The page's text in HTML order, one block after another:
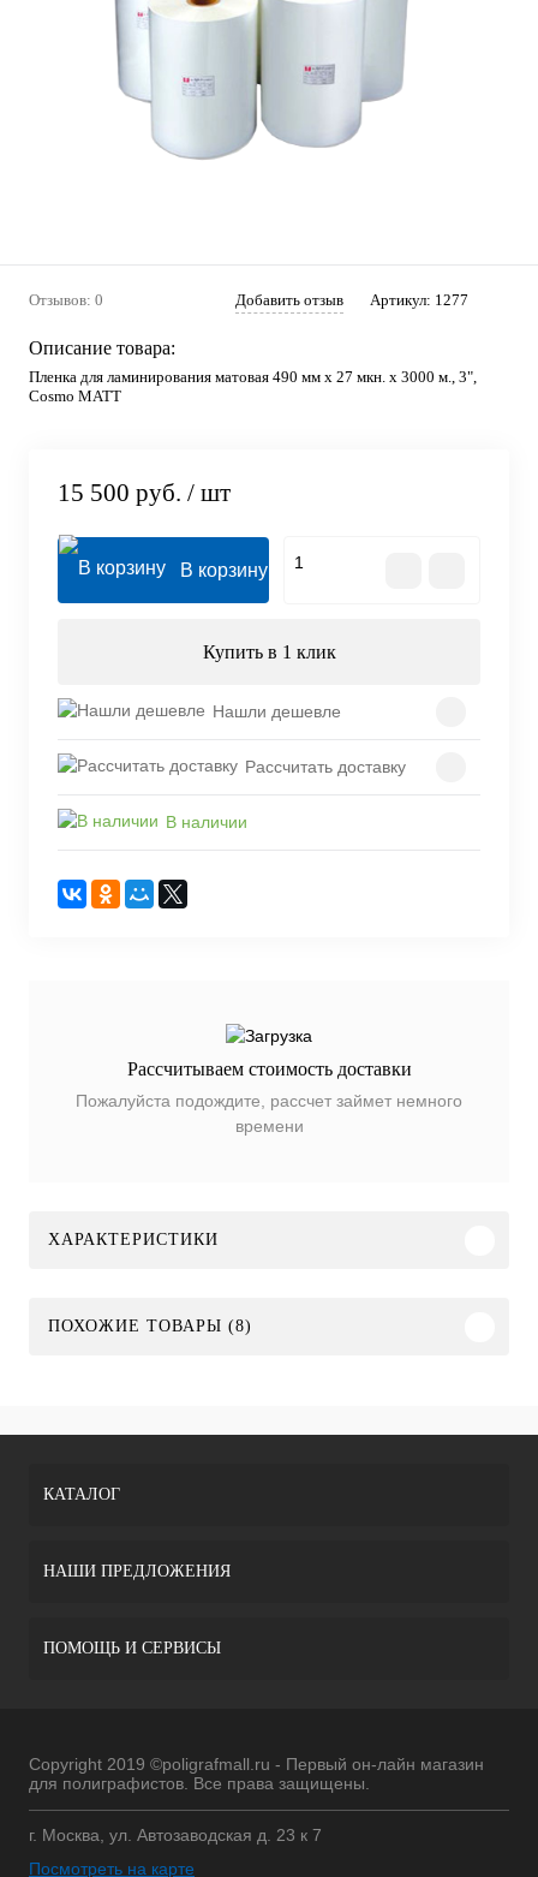
Отзывов: 0 Добавить отзыв Артикул: 1277
Описание товара:
Пленка для ламинирования матовая 490 мм х 27 мкн. х 3000 м., 3",
Cosmo МАТТ
15 500 руб. / шт
В корзину
Купить в 1 клик
Нашли дешевле
Рассчитать доставку
В наличии
Рассчитываем стоимость доставки
Пожалуйста подождите, рассчет займет немного
времени
ХАРАКТЕРИСТИКИ
ПОХОЖИЕ ТОВАРЫ (8)
КАТАЛОГ
НАШИ ПРЕДЛОЖЕНИЯ
ПОМОЩЬ И СЕРВИСЫ
Copyright 2019 ©poligrafmall.ru - Первый он-лайн магазин
для полиграфистов. Все права защищены.
г. Москва, ул. Автозаводская д. 23 к 7
Посмотреть на карте